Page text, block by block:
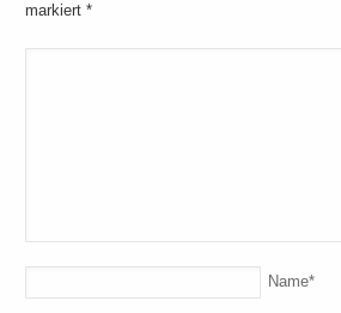
markiert*
Name*